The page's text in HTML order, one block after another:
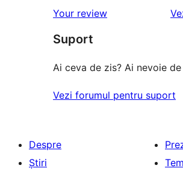
Your review
Suport
Ai ceva de zis? Ai nevoie
Vezi forumul pentru suport
Despre
Știri